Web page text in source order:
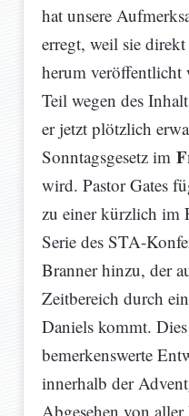
hat unsere
erregt, weil sie
herum veröffentlicht
Teil wegen des
er jetzt plötzlich
Sonntagsgesetz im
wird. Pastor Gates
zu einer kürzlich im
Serie des STA-
Branner hinzu, der
Zeitbereich durch
Daniels kommt.
bemerkenswerte
innerhalb der
Abgesehen von